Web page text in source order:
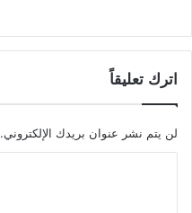
اترك تعليقاً
لن يتم نشر عنوان بريدك الإلكتروني.